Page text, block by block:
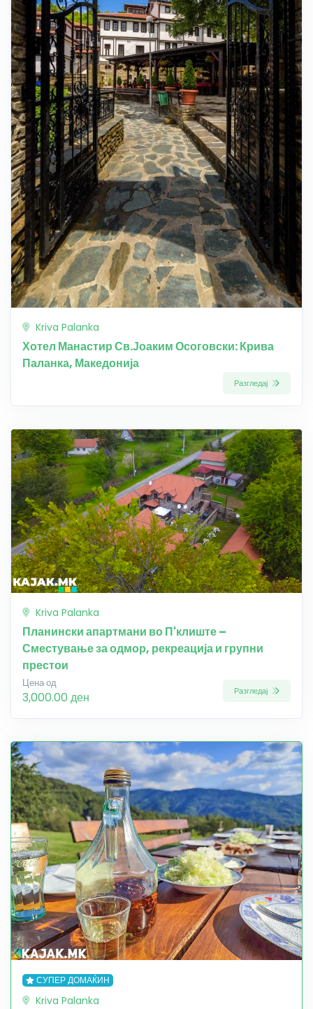
Kriva Palanka
Хотел Манастир Св.Јоаким Осоговски: Крива
Паланка, Македонија
Разгледај
Kriva Palanka
Планински апартмани во П'клиште –
Сместување за одмор, рекреација и групни
престои
Цена од
3,000.00 ден Разгледај
СУПЕР ДОМАЌИН
Kriva Palanka